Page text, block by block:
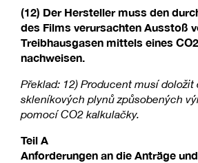
(12) Der Hersteller muss den
des Films verursachten Ausstoß
Treibhausgasen mittels eines
nachweisen.
Překlad: 12) Producent musí doložit
skleníkových plynů způsobených
pomocí CO2 kalkulačky.
Teil A
Anforderungen an die Anträge